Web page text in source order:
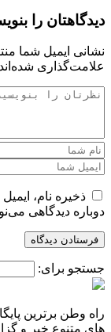
دیدگاهتان را
نشانی ایمیل شما
علامت‌گذاری شده‌اند
ذخیره نام،
دوباره دیدگاهی
جستجو برای:
راه وطن برترین
های متنوع خبر و